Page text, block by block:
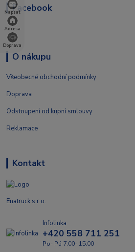
Napsat
Adresa
Doprava
Facebook
O nákupu
Všeobecné obchodní podmínky
Doprava
Odstoupení od kupní smlouvy
Reklamace
Kontakt
Enatruck s.r.o.
Infolinka
+420 558 711 251
Po- Pá 7:00- 15:00